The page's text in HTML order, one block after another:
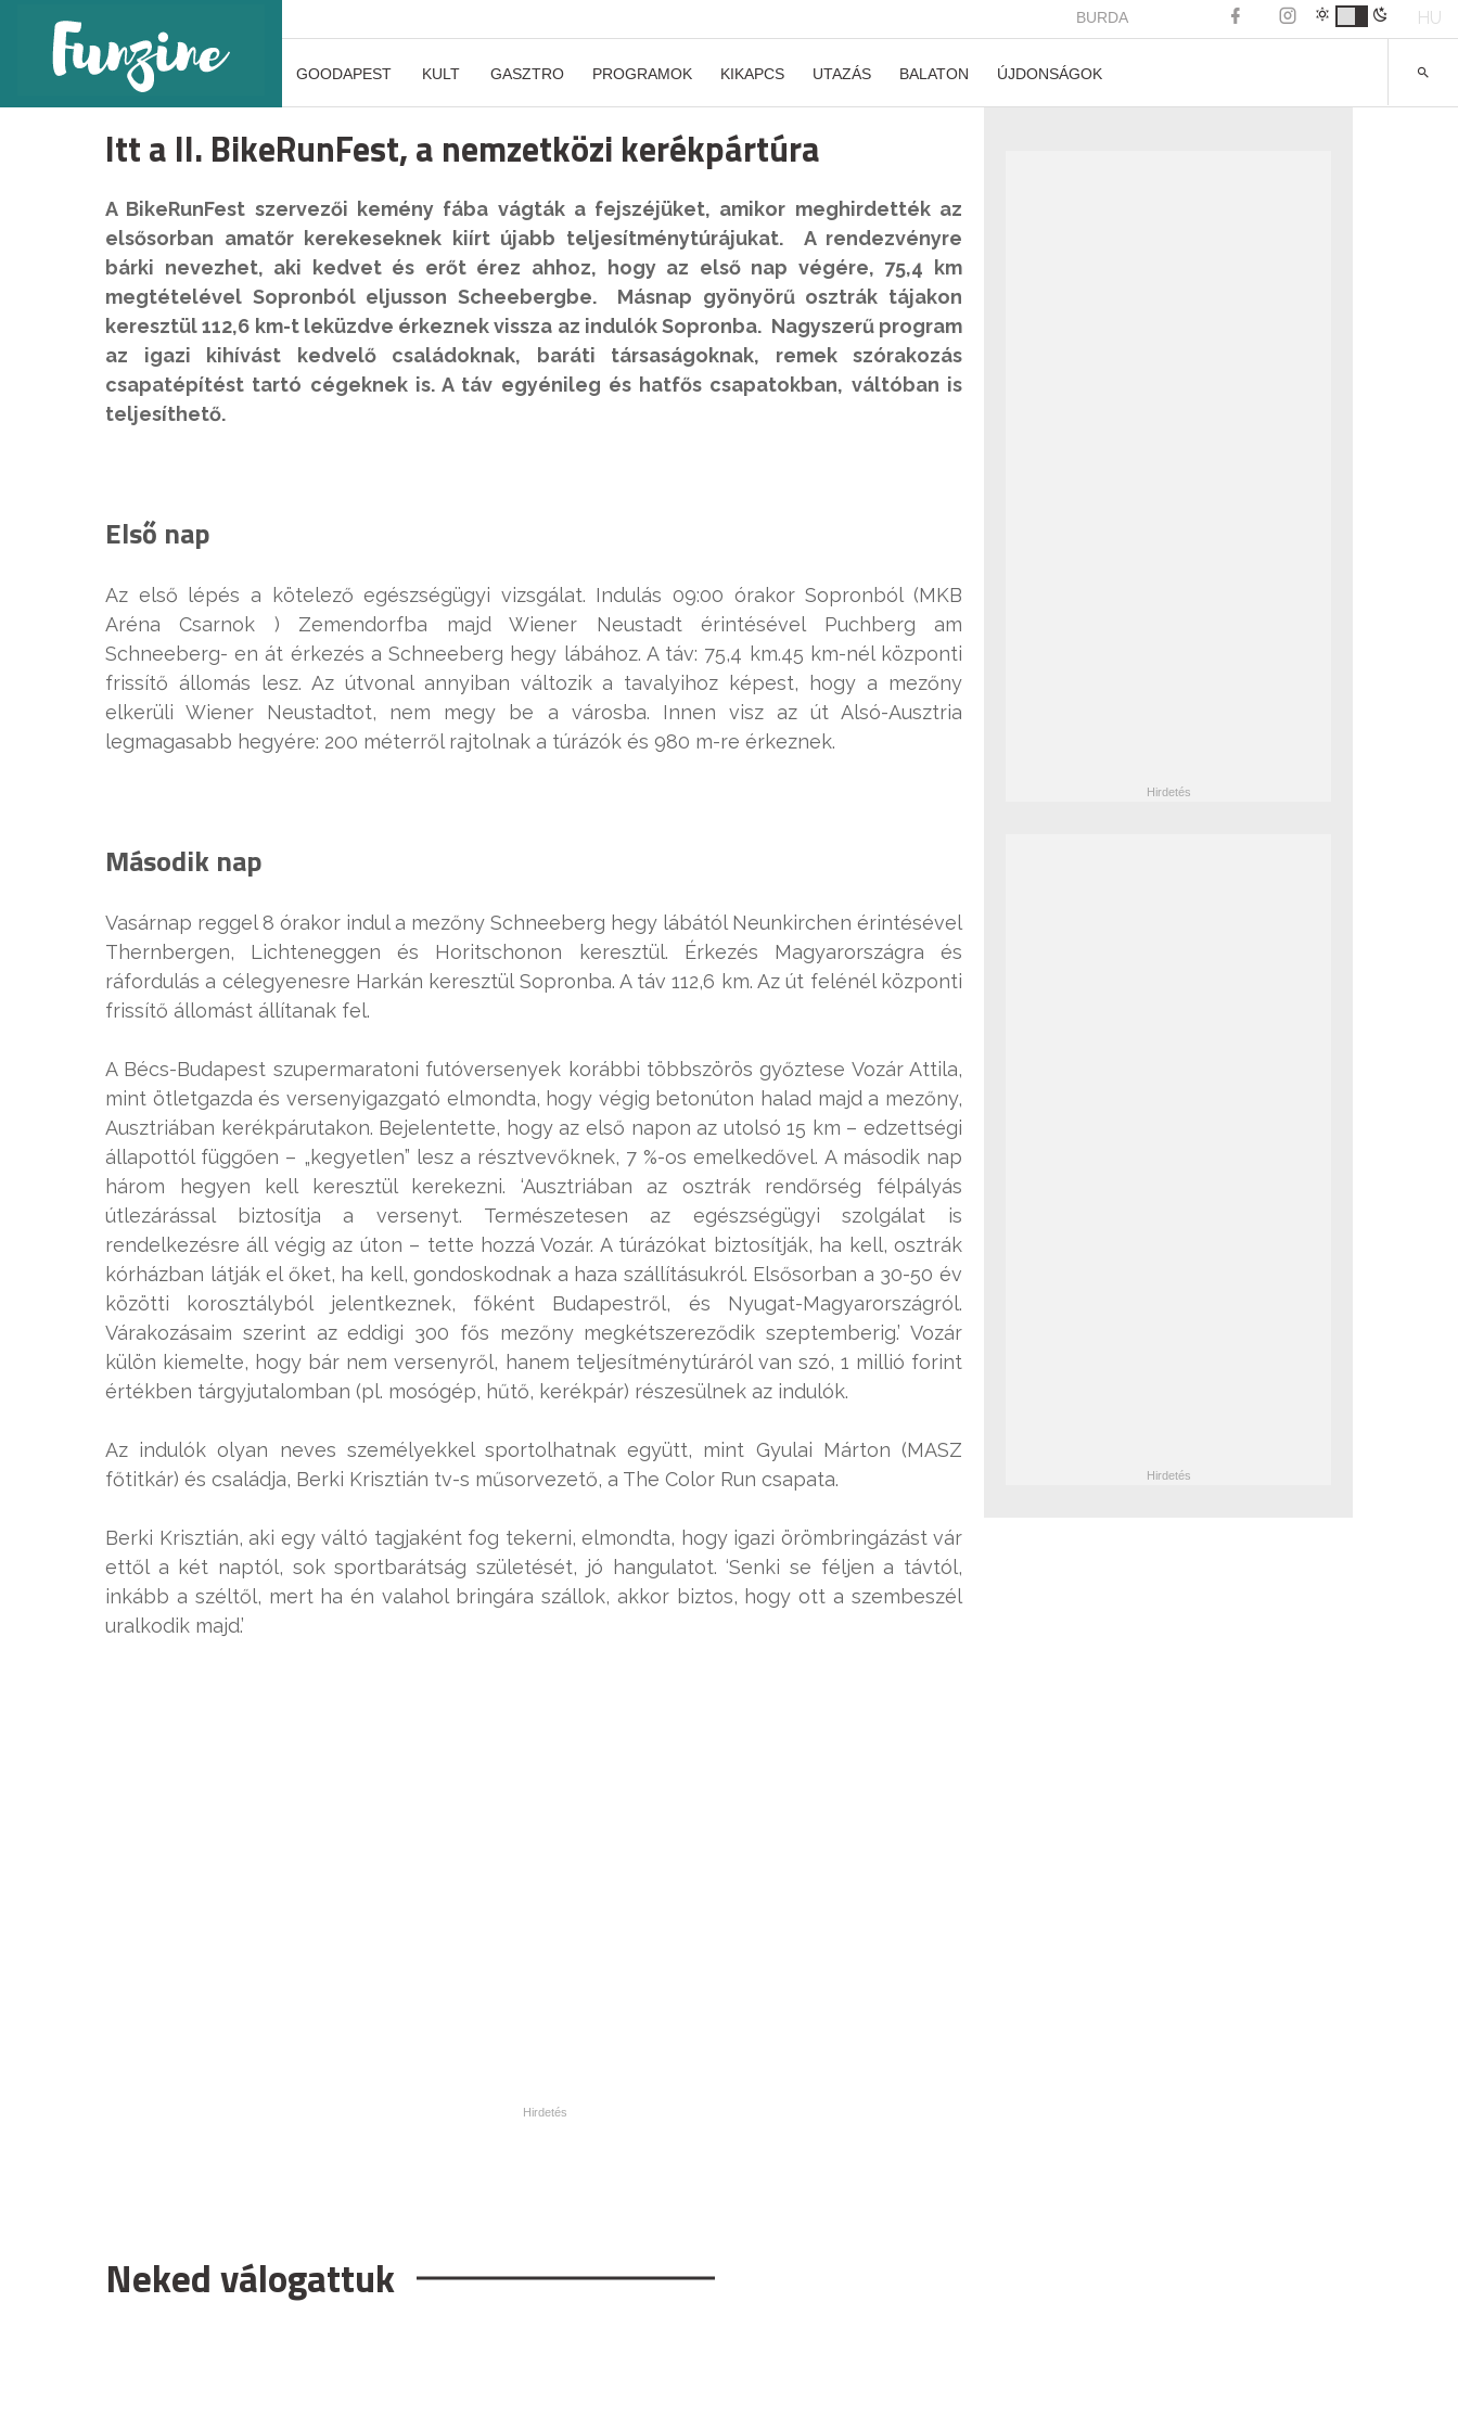
BURDA HU
GOODAPEST KULT GASZTRO PROGRAMOK KIKAPCS UTAZÁS BALATON ÚJDONSÁGOK
Itt a II. BikeRunFest, a nemzetközi kerékpártúra
A BikeRunFest szervezői kemény fába vágták a fejszéjüket, amikor meghirdették az
elsősorban amatőr kerekeseknek kiírt újabb teljesítménytúrájukat. A rendezvényre
bárki nevezhet, aki kedvet és erőt érez ahhoz, hogy az első nap végére, 75,4 km
megtételével Sopronból eljusson Scheebergbe. Másnap gyönyörű osztrák tájakon
keresztül 112,6 km-t leküzdve érkeznek vissza az indulók Sopronba. Nagyszerű program
az igazi kihívást kedvelő családoknak, baráti társaságoknak, remek szórakozás
csapatépítést tartó cégeknek is. A táv egyénileg és hatfős csapatokban, váltóban is
teljesíthető.
Első nap
Az első lépés a kötelező egészségügyi vizsgálat. Indulás 09:00 órakor Sopronból (MKB
Aréna Csarnok ) Zemendorfba majd Wiener Neustadt érintésével Puchberg am
Schneeberg- en át érkezés a Schneeberg hegy lábához. A táv: 75,4 km.45 km-nél központi
frissítő állomás lesz. Az útvonal annyiban változik a tavalyihoz képest, hogy a mezőny
elkerüli Wiener Neustadtot, nem megy be a városba. Innen visz az út Alsó-Ausztria
legmagasabb hegyére: 200 méterről rajtolnak a túrázók és 980 m-re érkeznek.
Második nap
Vasárnap reggel 8 órakor indul a mezőny Schneeberg hegy lábától Neunkirchen érintésével
Thernbergen, Lichteneggen és Horitschonon keresztül. Érkezés Magyarországra és
ráfordulás a célegyenesre Harkán keresztül Sopronba. A táv 112,6 km. Az út felénél központi
frissítő állomást állítanak fel.
A Bécs-Budapest szupermaratoni futóversenyek korábbi többszörös győztese Vozár Attila,
mint ötletgazda és versenyigazgató elmondta, hogy végig betonúton halad majd a mezőny,
Ausztriában kerékpárutakon. Bejelentette, hogy az első napon az utolsó 15 km – edzettségi
állapottól függően – „kegyetlen” lesz a résztvevőknek, 7 %-os emelkedővel. A második nap
három hegyen kell keresztül kerekezni. ‘Ausztriában az osztrák rendőrség félpályás
útlezárással biztosítja a versenyt. Természetesen az egészségügyi szolgálat is
rendelkezésre áll végig az úton – tette hozzá Vozár. A túrázókat biztosítják, ha kell, osztrák
kórházban látják el őket, ha kell, gondoskodnak a haza szállításukról. Elsősorban a 30-50 év
közötti korosztályból jelentkeznek, főként Budapestről, és Nyugat-Magyarországról.
Várakozásaim szerint az eddigi 300 fős mezőny megkétszereződik szeptemberig.’ Vozár
külön kiemelte, hogy bár nem versenyről, hanem teljesítménytúráról van szó, 1 millió forint
értékben tárgyjutalomban (pl. mosógép, hűtő, kerékpár) részesülnek az indulók.
Az indulók olyan neves személyekkel sportolhatnak együtt, mint Gyulai Márton (MASZ
főtitkár) és családja, Berki Krisztián tv-s műsorvezető, a The Color Run csapata.
Berki Krisztián, aki egy váltó tagjaként fog tekerni, elmondta, hogy igazi örömbringázást vár
ettől a két naptól, sok sportbarátság születését, jó hangulatot. ‘Senki se féljen a távtól,
inkább a széltől, mert ha én valahol bringára szállok, akkor biztos, hogy ott a szembeszél
uralkodik majd.’
Neked válogattuk